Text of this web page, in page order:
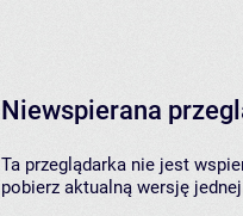
Niewspierana
Ta przeglądarka nie jest
pobierz aktualną wersję